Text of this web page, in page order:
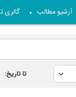
آرشیو مطالب ▼ گالری
تا تاریخ: